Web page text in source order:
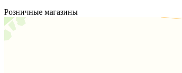
Розничные магазины